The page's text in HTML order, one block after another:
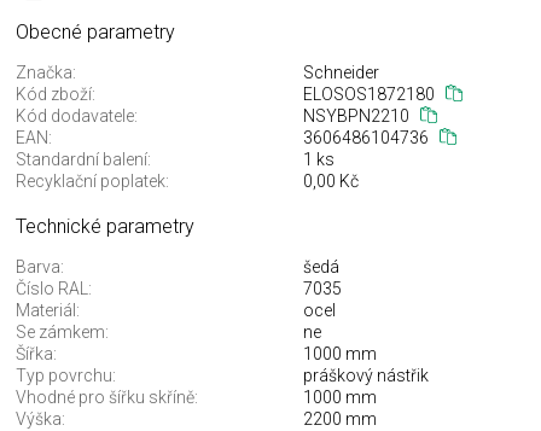
Obecné parametry
Značka:
Schneider
Kód zboží:
ELOSOS1872180
Kód dodavatele:
NSYBPN2210
EAN:
3606486104736
Standardní balení:
1 ks
Recyklační poplatek:
0,00 Kč
Technické parametry
Barva:
šedá
Číslo RAL:
7035
Materiál:
ocel
Se zámkem:
ne
Šířka:
1000 mm
Typ povrchu:
práškový nástřik
Vhodné pro šířku skříně:
1000 mm
Výška:
2200 mm